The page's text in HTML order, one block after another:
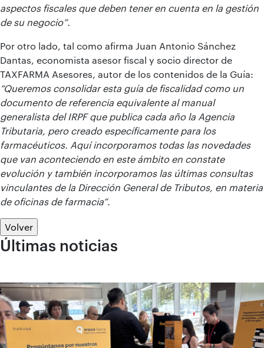
aspectos fiscales que deben tener en cuenta en la gestión
de su negocio”.
Por otro lado, tal como afirma Juan Antonio Sánchez
Dantas, economista asesor fiscal y socio director de
TAXFARMA Asesores, autor de los contenidos de la Guía:
“Queremos consolidar esta guía de fiscalidad como un
documento de referencia equivalente al manual
generalista del IRPF que publica cada año la Agencia
Tributaria, pero creado específicamente para los
farmacéuticos. Aquí incorporamos todas las novedades
que van aconteciendo en este ámbito en constate
evolución y también incorporamos las últimas consultas
vinculantes de la Dirección General de Tributos, en materia
de oficinas de farmacia”.
Volver
Últimas noticias